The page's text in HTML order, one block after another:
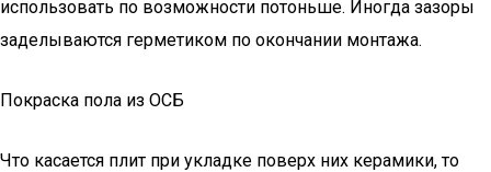
использовать по возможности потоньше. Иногда зазоры
заделываются герметиком по окончании монтажа.
Покраска пола из ОСБ
Что касается плит при укладке поверх них керамики, то